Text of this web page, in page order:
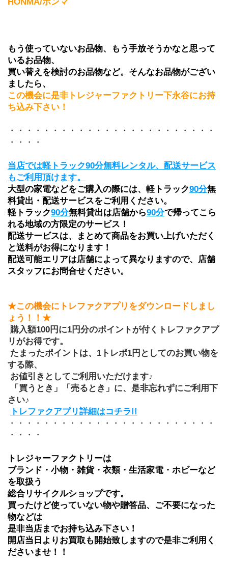
もう使っていないお品物、もう手放そうかなと思って
いるお品物、
買い替えを検討のお品物など。そんなお品物がござい
ましたら、
この機会に是非トレジャーファクトリー下永谷にお持
ち込み下さい！
・・・・・・・・・・・・・・・・・・・・・・・・
・・・・
当店では軽トラック90分無料レンタル、配送サービス
もご利用頂けます。
大型の家電などをご購入の際には、軽トラック90分無
料貸出・配送サービスをご利用ください。
軽トラック90分無料貸出は店舗から90分で帰ってこら
れる地域の方限定のサービス！
配送サービスは、まとめて商品をお買い上げいただく
と送料がお得になります！
配送可能エリアは店舗によって異なりますので、店舗
スタッフにお問合せください。
★この機会にトレファクアプリをダウンロードしまし
ょう！！★
リがお得です。
する際、
お値引きとしてご利用いただけます♪
さい♪
トレファクアプリ詳細はコチラ!!
・・・・・・・・・・・・・・・・・・・・・・・・
・・・・
トレジャーファクトリーは
ブランド・小物・雑貨・衣類・生活家電・﻿ホビーなど
を取扱う
総合リサイクルショップです。
買ったけど使っていない物や贈答品、ご不要になった
物などは
是非当店までお持ち込み下さい！
開店当日よりお買取も開始致しますので是非ご利用く
ださいませ！！